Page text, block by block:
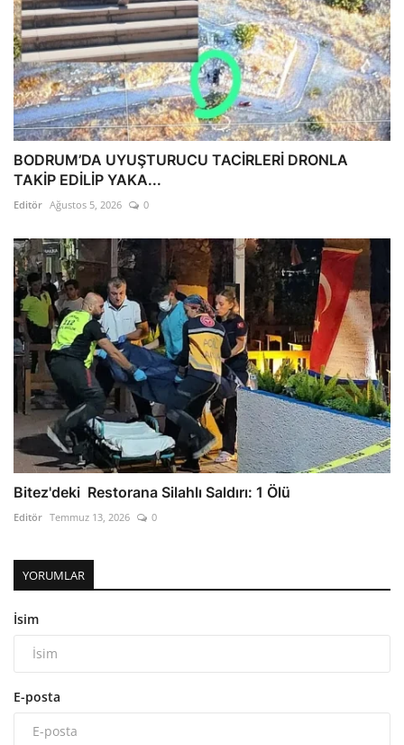
BODRUM’DA UYUŞTURUCU TACİRLERİ DRONLA
TAKİP EDİLİP YAKA...
Editör Ağustos 5, 2026 0
Bitez'deki Restorana Silahlı Saldırı: 1 Ölü
Editör Temmuz 13, 2026 0
YORUMLAR
İsim
E-posta